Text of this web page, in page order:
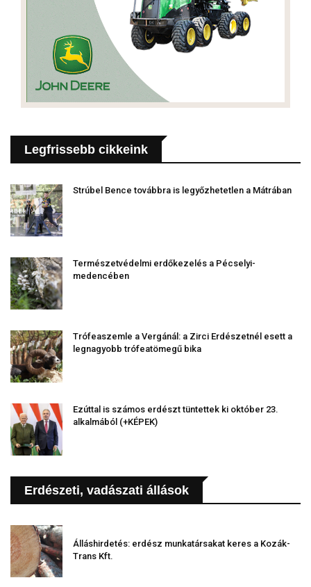
Legfrissebb cikkeink
Strúbel Bence továbbra is legyőzhetetlen a Mátrában
Természetvédelmi erdőkezelés a Pécselyi-
medencében
Trófeaszemle a Vergánál: a Zirci Erdészetnél esett a
legnagyobb trófeatömegű bika
Ezúttal is számos erdészt tüntettek ki október 23.
alkalmából (+KÉPEK)
Erdészeti, vadászati állások
Álláshirdetés: erdész munkatársakat keres a Kozák-
Trans Kft.